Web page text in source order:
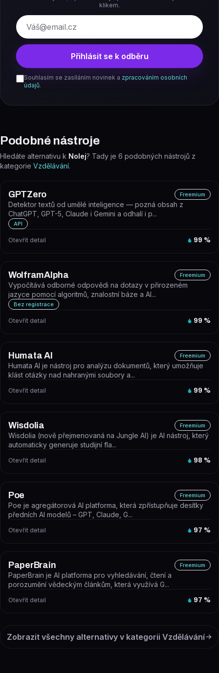
klikem.
E-mail
Přihlásit se k odběru
Souhlasím se zasíláním novinek a zpracováním osobních
údajů.
Podobné nástroje
Hledáte alternativu k Nolej? Tady je 6 podobných nástrojů z
kategorie Vzdělávání.
GPTZero Freemium
Detektor textů od umělé inteligence — pozná obsah z
ChatGPT, GPT-5, Claude i Gemini a odhalí i p...
API
Otevřít detail 99 %
WolframAlpha Freemium
Vypočítává odborné odpovědi na dotazy v přirozeném
jazyce pomocí algoritmů, znalostní báze a AI...
Bez registrace
Otevřít detail 99 %
Humata AI Freemium
Humata AI je nástroj pro analýzu dokumentů, který umožňuje
klást otázky nad nahranými soubory a...
Otevřít detail 99 %
Wisdolia Freemium
Wisdolia (nově přejmenovaná na Jungle AI) je AI nástroj, který
automaticky generuje studijní fla...
Otevřít detail 98 %
Poe Freemium
Poe je agregátorová AI platforma, která zpřístupňuje desítky
předních AI modelů – GPT, Claude, G...
Otevřít detail 97 %
PaperBrain Freemium
PaperBrain je AI platforma pro vyhledávání, čtení a
porozumění vědeckým článkům, která využívá G...
Otevřít detail 97 %
Zobrazit všechny alternativy v kategorii Vzdělávání